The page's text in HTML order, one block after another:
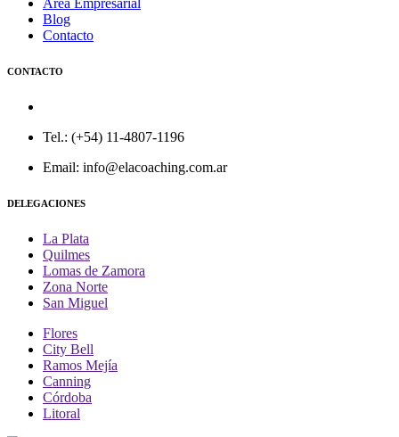
Blog
Contacto
CONTACTO
Tel.: (+54) 11-4807-1196
Email: info@elacoaching.com.ar
DELEGACIONES
La Plata
Quilmes
Lomas de Zamora
Zona Norte
San Miguel
Flores
City Bell
Ramos Mejía
Canning
Córdoba
Litoral